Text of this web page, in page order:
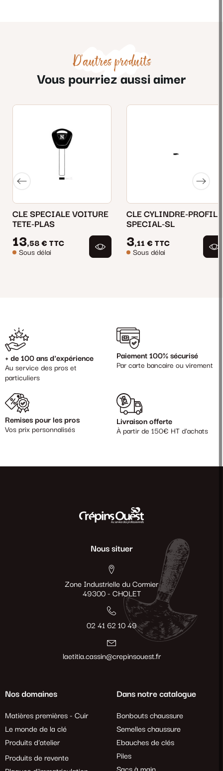
D'autres produits
Vous pourriez aussi aimer
CLE SPECIALE VOITURE
TETE-PLAS
13,58 € TTC
Sous délai
CLE CYLINDRE-PROFIL
SPECIAL-SL
3,11 € TTC
Sous délai
+ de 100 ans d'expérience
Au service des pros et
particuliers
Paiement 100% sécurisé
Par carte bancaire ou virement
Remises pour les pros
Vos prix personnalisés
Livraison offerte
À partir de 150€ HT d'achats
Nous situer
Zone Industrielle du Cormier
49300 - CHOLET
02 41 62 10 49
laetitia.cassin@crepinsouest.fr
Nos domaines
Matières premières - Cuir
Le monde de la clé
Produits d'atelier
Produits de revente
Dans notre catalogue
Bonbouts chaussure
Semelles chaussure
Ebauches de clés
Piles